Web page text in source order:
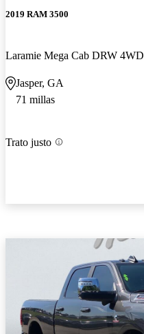
2019 RAM 3500
Laramie Mega Cab DRW 4WD
Jasper, GA
71 millas
Trato justo